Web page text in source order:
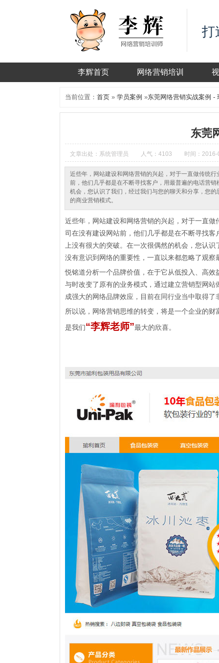
打
李辉首页 网络营销培训
当前位置： 首页 » 学员案例 »东莞网络营销实战案例 -
东莞
文章出处：系统管理员 人气：4103 时间：
近些年，网站建设和网络营销的兴起，对于一直做传统
前，他们几乎都是在不断寻找客户，用最普遍的电话营
机会，您认识了我们，经过我们与您的聊天和分享，您
的商业营销模式。
近些年，网站建设和网络营销的兴起，对于一直
司在没有建设网站前，他们几乎都是在不断寻找
上没有很大的突破。 在一次很偶然的机会，您认识
没有意识到网络的重要性，一直以来都忽略了观察
悦铭道分析一个品牌价值，在于它从低投入、高
与时改变了原有的业务模式，通过建立营销型网
成强大的网络品牌效应，目前在同行业当中取得了
所以说，网络营销思维的转变，将是一个企业的财
是我们“李辉老师”最大的欣喜。